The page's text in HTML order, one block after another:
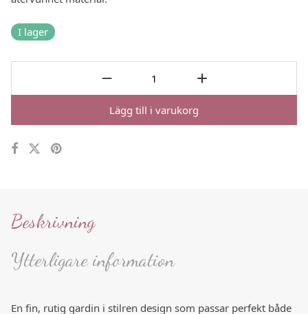
I lager
Lägg till i varukorg
Beskrivning
Ytterligare information
En fin, rutig gardin i stilren design som passar perfekt både